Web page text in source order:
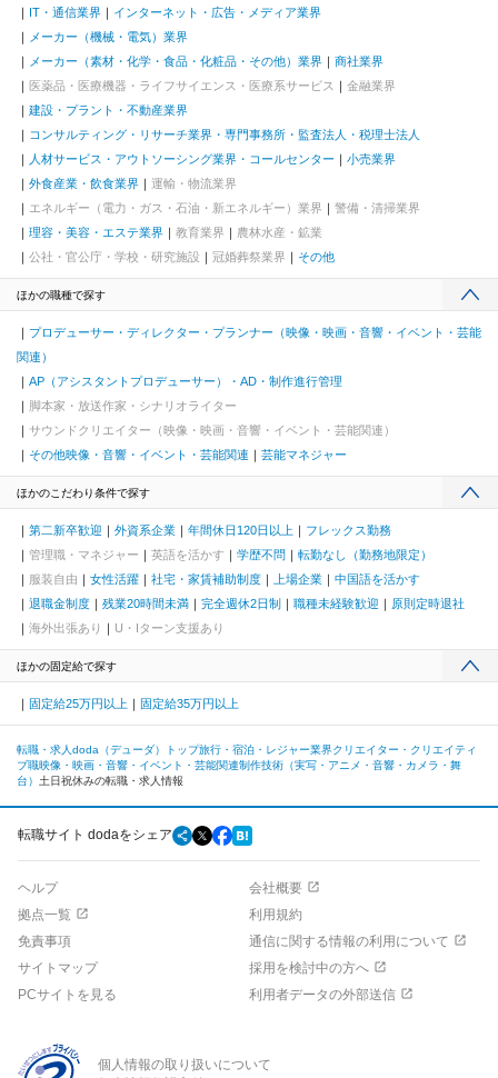
IT・通信業界
インターネット・広告・メディア業界
メーカー（機械・電気）業界
メーカー（素材・化学・食品・化粧品・その他）業界
商社業界
医薬品・医療機器・ライフサイエンス・医療系サービス
金融業界
建設・プラント・不動産業界
コンサルティング・リサーチ業界・専門事務所・監査法人・税理士法人
人材サービス・アウトソーシング業界・コールセンター
小売業界
外食産業・飲食業界
運輸・物流業界
エネルギー（電力・ガス・石油・新エネルギー）業界
警備・清掃業界
理容・美容・エステ業界
教育業界
農林水産・鉱業
公社・官公庁・学校・研究施設
冠婚葬祭業界 その他
ほかの職種で探す
プロデューサー・ディレクター・プランナー（映像・映画・音響・イベント・芸能
関連）
AP（アシスタントプロデューサー）・AD・制作進行管理
脚本家・放送作家・シナリオライター
サウンドクリエイター（映像・映画・音響・イベント・芸能関連）
その他映像・音響・イベント・芸能関連
芸能マネジャー
ほかのこだわり条件で探す
第二新卒歓迎 外資系企業 年間休日120日以上
フレックス勤務
管理職・マネジャー
英語を活かす 学歴不問
転勤なし（勤務地限定）
服装自由
女性活躍 社宅・家賃補助制度 上場企業
中国語を活かす
退職金制度
残業20時間未満 完全週休2日制 職種未経験歓迎
原則定時退社
海外出張あり
U・Iターン支援あり
ほかの固定給で探す
固定給25万円以上 固定給35万円以上
転職・求人doda（デューダ）トップ旅行・宿泊・レジャー業界クリエイター・クリエイティ
ブ職映像・映画・音響・イベント・芸能関連制作技術（実写・アニメ・音響・カメラ・舞
台） 土日祝休みの転職・求人情報
転職サイト dodaをシェア
ヘルプ
会社概要
拠点一覧
利用規約
免責事項
通信に関する情報の利用について
サイトマップ
採用を検討中の方へ
PCサイトを見る
利用者データの外部送信
個人情報の取り扱いについて